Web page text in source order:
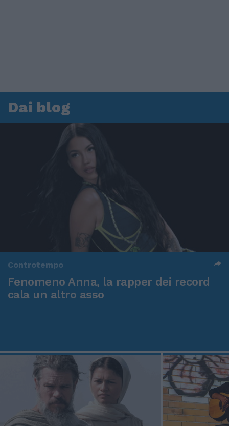
Dai blog
Controtempo
Fenomeno Anna, la rapper dei record
cala un altro asso